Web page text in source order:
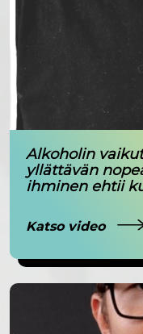
Alkoholin
yllättävän
ihminen ehtii
Katso video